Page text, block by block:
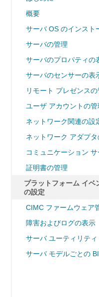
概要
サーバ OS のインスト
サーバの管理
サーバのプロパティの
サーバのセンサーの表
リモート プレゼンスの
ユーザ アカウントの管
ネットワーク関連の設
ネットワーク アダプタ
コミュニケーション
証明書の管理
プラットフォーム イベ
の設定
CIMC ファームウェア
障害およびログの表示
サーバ ユーティリティ
サーバ モデルごとの